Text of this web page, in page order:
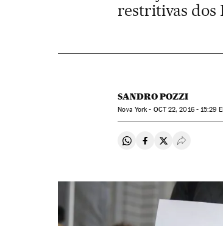
restritivas dos
SANDRO POZZI
Nova York - OCT22, 2016 - 15:29
Compartir en Whatsapp
Compartir en
Compartir en